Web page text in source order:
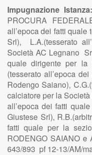
Impugnazione Istanza:
PROCURA
all’epoca dei fatti
Srl), L.A.(tesserato
Società AC Legnano
quale dirigente per
(tesserato all’epoca
Rodengo Saiano),
calciatore per la
all’epoca dei fatti
Giustese Srl),
fatti quale per la
RODENGO SAIANO e
643/893 pf 12-13/AM/